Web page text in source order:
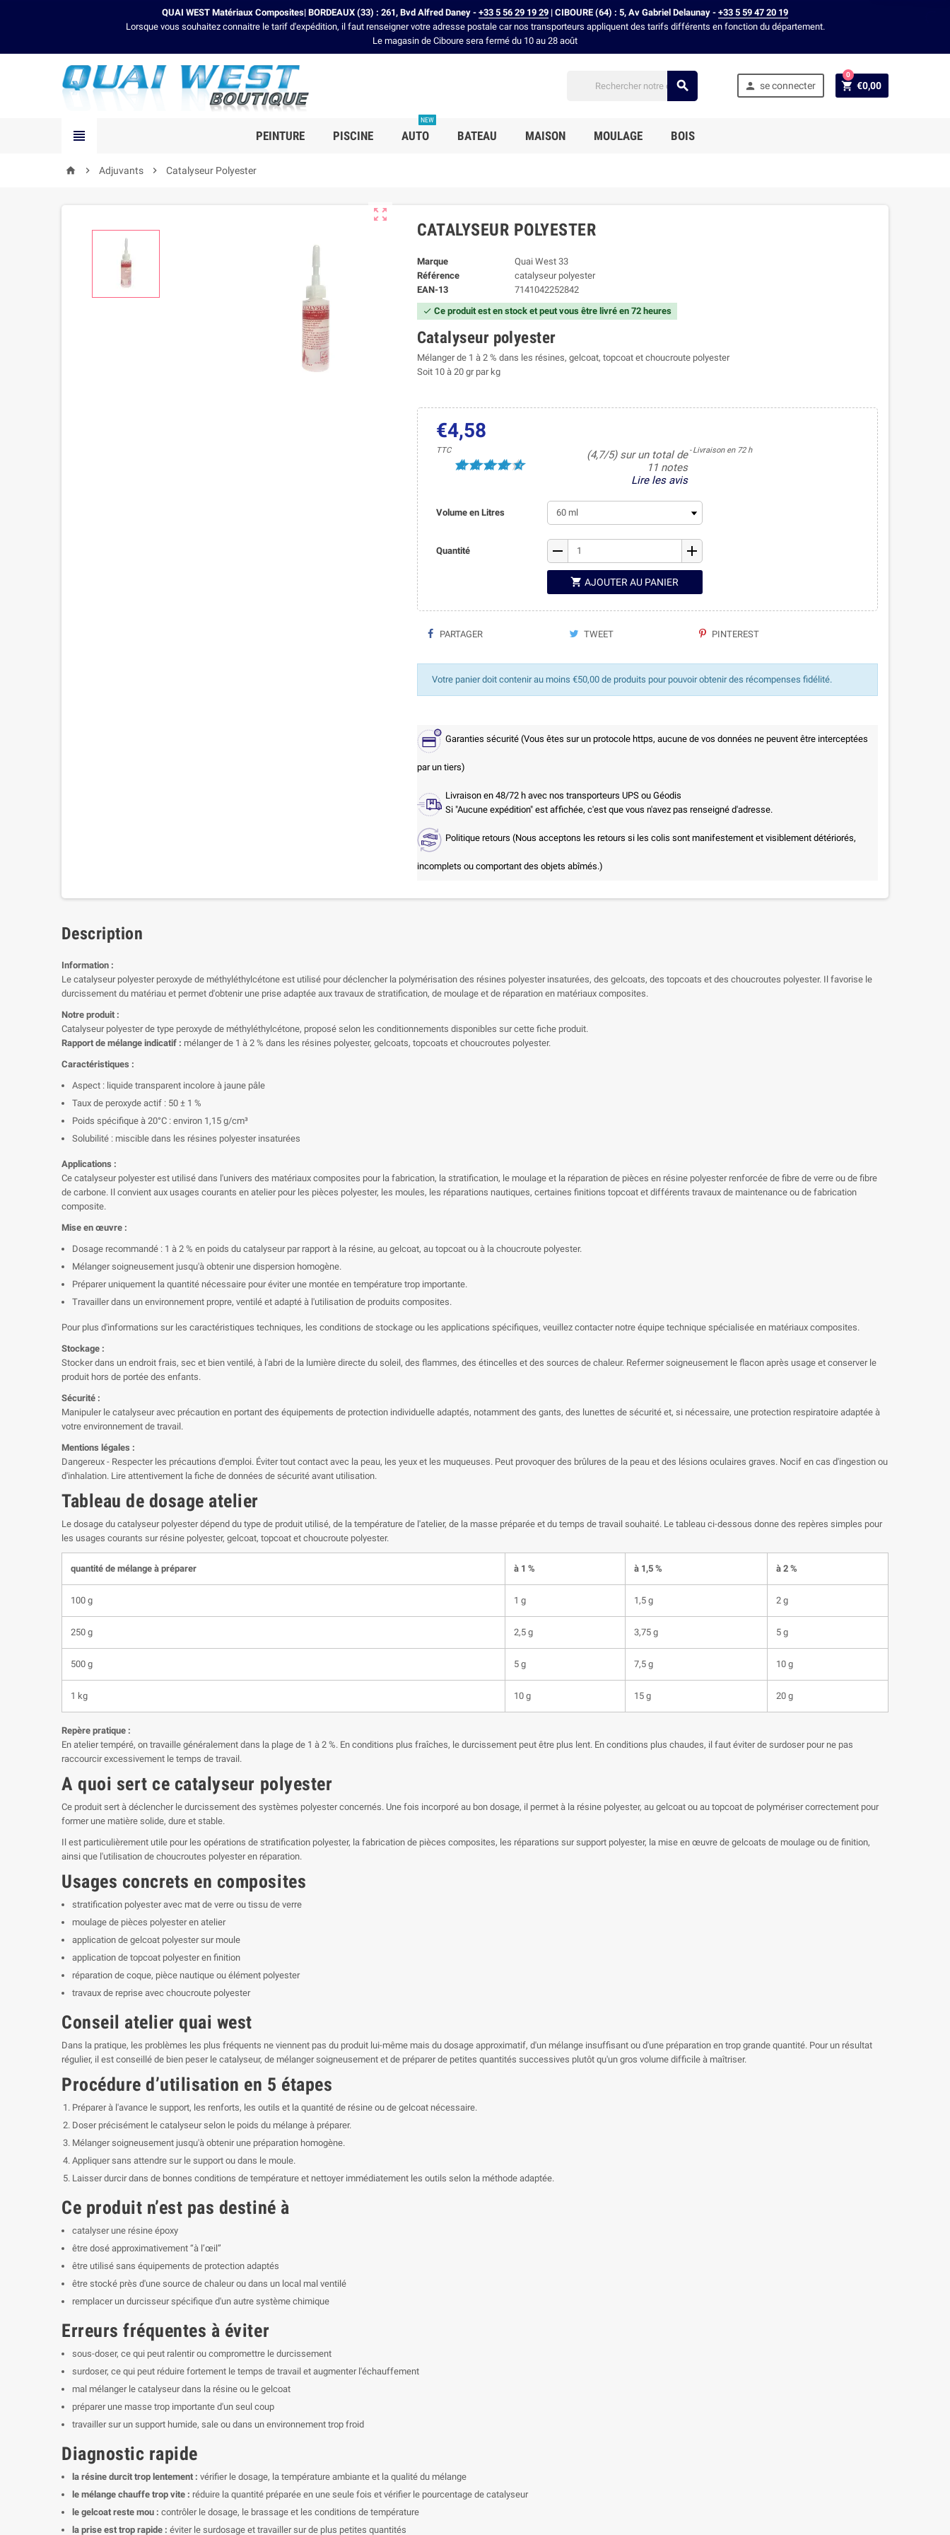
QUAI WEST Matériaux Composites| BORDEAUX (33) : 261, Bvd Alfred Daney - +33 5 56 29 19 29 | CIBOURE (64) : 5, Av Gabriel Delaunay - +33 5 59 47 20 19
Lorsque vous souhaitez connaitre le tarif d'expédition, il faut renseigner votre adresse postale car nos transporteurs appliquent des tarifs différents en fonction du département.
Le magasin de Ciboure sera fermé du 10 au 28 août
  se connecter  €0,00
0
 PEINTURE PISCINE AUTO
NEW
BATEAU MAISON MOULAGE BOIS
home  Adjuvants  Catalyseur Polyester

CATALYSEUR POLYESTER
Marque
Quai West 33
Référence
catalyseur polyester
EAN-13
7141042252842
 Ce produit est en stock et peut vous être livré en 72 heures
Catalyseur polyester
Mélanger de 1 à 2 % dans les résines, gelcoat, topcoat et choucroute polyester
Soit 10 à 20 gr par kg
€4,58
TTC
(4,7/5) sur un total de
11 notes
Lire les avis
Livraison en 72 h
Volume en Litres
Quantité remove add
 AJOUTER AU PANIER
PARTAGER TWEET PINTEREST
Votre panier doit contenir au moins €50,00 de produits pour pouvoir obtenir des récompenses fidélité.
Garanties sécurité (Vous êtes sur un protocole https, aucune de vos données ne peuvent être interceptées
par un tiers)
Livraison en 48/72 h avec nos transporteurs UPS ou Géodis
Si "Aucune expédition" est affichée, c'est que vous n'avez pas renseigné d'adresse.
Politique retours (Nous acceptons les retours si les colis sont manifestement et visiblement détériorés,
incomplets ou comportant des objets abîmés.)
Description
Information :
Le catalyseur polyester peroxyde de méthyléthylcétone est utilisé pour déclencher la polymérisation des résines polyester insaturées, des gelcoats, des topcoats et des choucroutes polyester. Il favorise le
durcissement du matériau et permet d'obtenir une prise adaptée aux travaux de stratification, de moulage et de réparation en matériaux composites.
Notre produit :
Catalyseur polyester de type peroxyde de méthyléthylcétone, proposé selon les conditionnements disponibles sur cette fiche produit.
Rapport de mélange indicatif : mélanger de 1 à 2 % dans les résines polyester, gelcoats, topcoats et choucroutes polyester.
Caractéristiques :
Aspect : liquide transparent incolore à jaune pâle
Taux de peroxyde actif : 50 ± 1 %
Poids spécifique à 20°C : environ 1,15 g/cm³
Solubilité : miscible dans les résines polyester insaturées
Applications :
Ce catalyseur polyester est utilisé dans l'univers des matériaux composites pour la fabrication, la stratification, le moulage et la réparation de pièces en résine polyester renforcée de fibre de verre ou de fibre
de carbone. Il convient aux usages courants en atelier pour les pièces polyester, les moules, les réparations nautiques, certaines finitions topcoat et différents travaux de maintenance ou de fabrication
composite.
Mise en œuvre :
Dosage recommandé : 1 à 2 % en poids du catalyseur par rapport à la résine, au gelcoat, au topcoat ou à la choucroute polyester.
Mélanger soigneusement jusqu'à obtenir une dispersion homogène.
Préparer uniquement la quantité nécessaire pour éviter une montée en température trop importante.
Travailler dans un environnement propre, ventilé et adapté à l'utilisation de produits composites.
Pour plus d'informations sur les caractéristiques techniques, les conditions de stockage ou les applications spécifiques, veuillez contacter notre équipe technique spécialisée en matériaux composites.
Stockage :
Stocker dans un endroit frais, sec et bien ventilé, à l'abri de la lumière directe du soleil, des flammes, des étincelles et des sources de chaleur. Refermer soigneusement le flacon après usage et conserver le
produit hors de portée des enfants.
Sécurité :
Manipuler le catalyseur avec précaution en portant des équipements de protection individuelle adaptés, notamment des gants, des lunettes de sécurité et, si nécessaire, une protection respiratoire adaptée à
votre environnement de travail.
Mentions légales :
Dangereux - Respecter les précautions d'emploi. Éviter tout contact avec la peau, les yeux et les muqueuses. Peut provoquer des brûlures de la peau et des lésions oculaires graves. Nocif en cas d'ingestion ou
d'inhalation. Lire attentivement la fiche de données de sécurité avant utilisation.
Tableau de dosage atelier
Le dosage du catalyseur polyester dépend du type de produit utilisé, de la température de l'atelier, de la masse préparée et du temps de travail souhaité. Le tableau ci-dessous donne des repères simples pour
les usages courants sur résine polyester, gelcoat, topcoat et choucroute polyester.
quantité de mélange à préparer à 1 % à 1,5 % à 2 %
100 g 1 g 1,5 g 2 g
250 g 2,5 g 3,75 g 5 g
500 g 5 g 7,5 g 10 g
1 kg 10 g 15 g 20 g
Repère pratique :
En atelier tempéré, on travaille généralement dans la plage de 1 à 2 %. En conditions plus fraîches, le durcissement peut être plus lent. En conditions plus chaudes, il faut éviter de surdoser pour ne pas
raccourcir excessivement le temps de travail.
A quoi sert ce catalyseur polyester
Ce produit sert à déclencher le durcissement des systèmes polyester concernés. Une fois incorporé au bon dosage, il permet à la résine polyester, au gelcoat ou au topcoat de polymériser correctement pour
former une matière solide, dure et stable.
Il est particulièrement utile pour les opérations de stratification polyester, la fabrication de pièces composites, les réparations sur support polyester, la mise en œuvre de gelcoats de moulage ou de finition,
ainsi que l'utilisation de choucroutes polyester en réparation.
Usages concrets en composites
stratification polyester avec mat de verre ou tissu de verre
moulage de pièces polyester en atelier
application de gelcoat polyester sur moule
application de topcoat polyester en finition
réparation de coque, pièce nautique ou élément polyester
travaux de reprise avec choucroute polyester
Conseil atelier quai west
Dans la pratique, les problèmes les plus fréquents ne viennent pas du produit lui-même mais du dosage approximatif, d'un mélange insuffisant ou d'une préparation en trop grande quantité. Pour un résultat
régulier, il est conseillé de bien peser le catalyseur, de mélanger soigneusement et de préparer de petites quantités successives plutôt qu'un gros volume difficile à maîtriser.
Procédure d’utilisation en 5 étapes
Préparer à l'avance le support, les renforts, les outils et la quantité de résine ou de gelcoat nécessaire.
Doser précisément le catalyseur selon le poids du mélange à préparer.
Mélanger soigneusement jusqu'à obtenir une préparation homogène.
Appliquer sans attendre sur le support ou dans le moule.
Laisser durcir dans de bonnes conditions de température et nettoyer immédiatement les outils selon la méthode adaptée.
Ce produit n’est pas destiné à
catalyser une résine époxy
être dosé approximativement “à l’œil”
être utilisé sans équipements de protection adaptés
être stocké près d'une source de chaleur ou dans un local mal ventilé
remplacer un durcisseur spécifique d'un autre système chimique
Erreurs fréquentes à éviter
sous-doser, ce qui peut ralentir ou compromettre le durcissement
surdoser, ce qui peut réduire fortement le temps de travail et augmenter l'échauffement
mal mélanger le catalyseur dans la résine ou le gelcoat
préparer une masse trop importante d'un seul coup
travailler sur un support humide, sale ou dans un environnement trop froid
Diagnostic rapide
la résine durcit trop lentement : vérifier le dosage, la température ambiante et la qualité du mélange
le mélange chauffe trop vite : réduire la quantité préparée en une seule fois et vérifier le pourcentage de catalyseur
le gelcoat reste mou : contrôler le dosage, le brassage et les conditions de température
la prise est trop rapide : éviter le surdosage et travailler sur de plus petites quantités